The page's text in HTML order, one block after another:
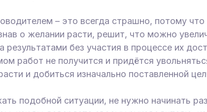
– это всегда страшно, потому что
о желании расти, решит, что можно
результатами без участия в процессе их
работ не получится и придётся
и добиться изначально поставленной
подобной ситуации, не нужно начинать